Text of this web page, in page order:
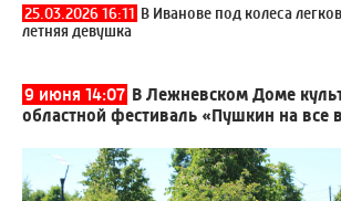
25.03.2026 16:11 В Иванове под колеса
летняя девушка
9 июня 14:07 В Лежневском Доме
областной фестиваль «Пушкин на все